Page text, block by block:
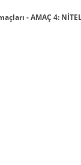
- AMAÇ 4: